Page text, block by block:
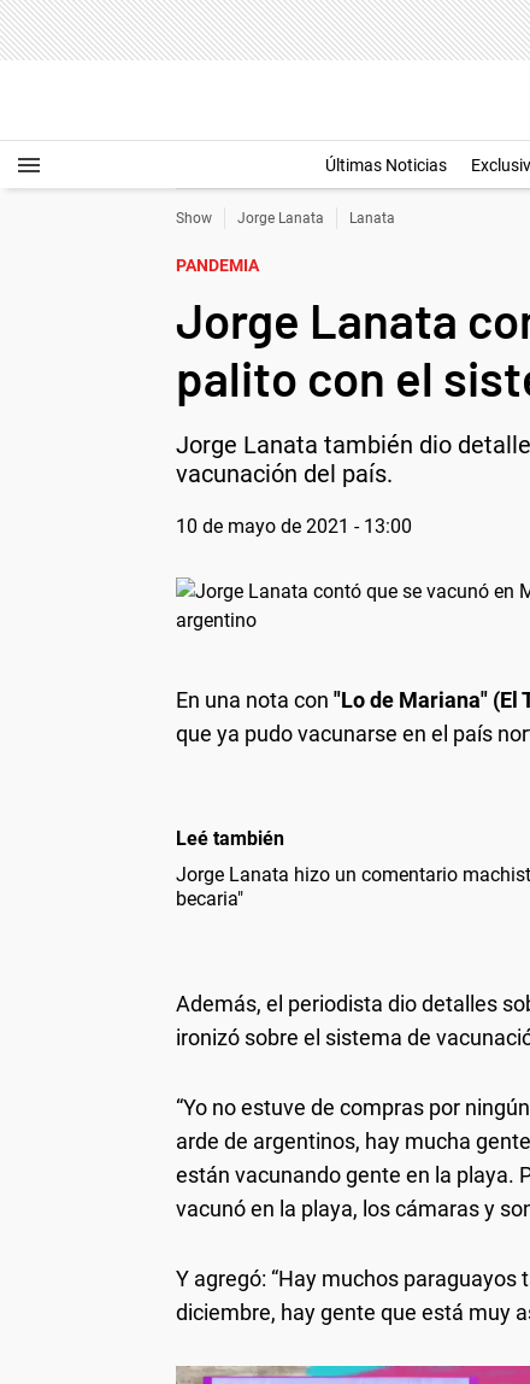
Últimas Noticias
Show Jorge Lanata Lanata
PANDEMIA
Jorge Lanata
palito con el
Jorge Lanata también dio
vacunación del país.
10 de mayo de 2021 - 13:00
En una nota con "Lo de Mariana" (El
que ya pudo vacunarse en el país
Leé también
Jorge Lanata hizo un comentario
becaria"
Además, el periodista dio detalles
ironizó sobre el sistema de
“Yo no estuve de compras por
arde de argentinos, hay mucha
están vacunando gente en la playa.
vacunó en la playa, los cámaras y
Y agregó: “Hay muchos
diciembre, hay gente que está muy